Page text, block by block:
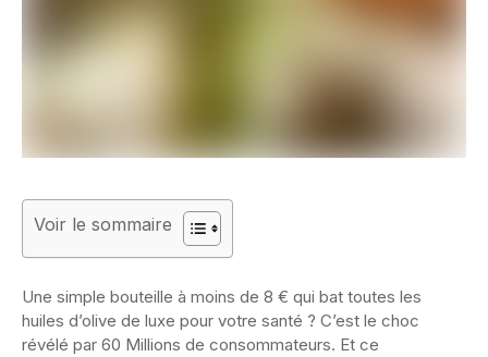
Voir le sommaire
Une simple bouteille à moins de 8 € qui bat toutes les
huiles d’olive de luxe pour votre santé ? C’est le choc
révélé par 60 Millions de consommateurs. Et ce